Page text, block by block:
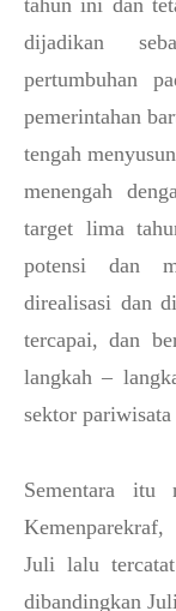
tahun ini dan
dijadikan
pertumbuhan
pemerintahan
tengah
menengah
target lima
potensi dan
direalisasi dan
tercapai, dan
langkah –
sektor
Sementara
Juli lalu
dibandingkan